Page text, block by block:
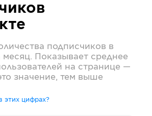
подписчиков в
месяц. Показывает среднее
на странице —
значение, тем выше
этих цифрах?